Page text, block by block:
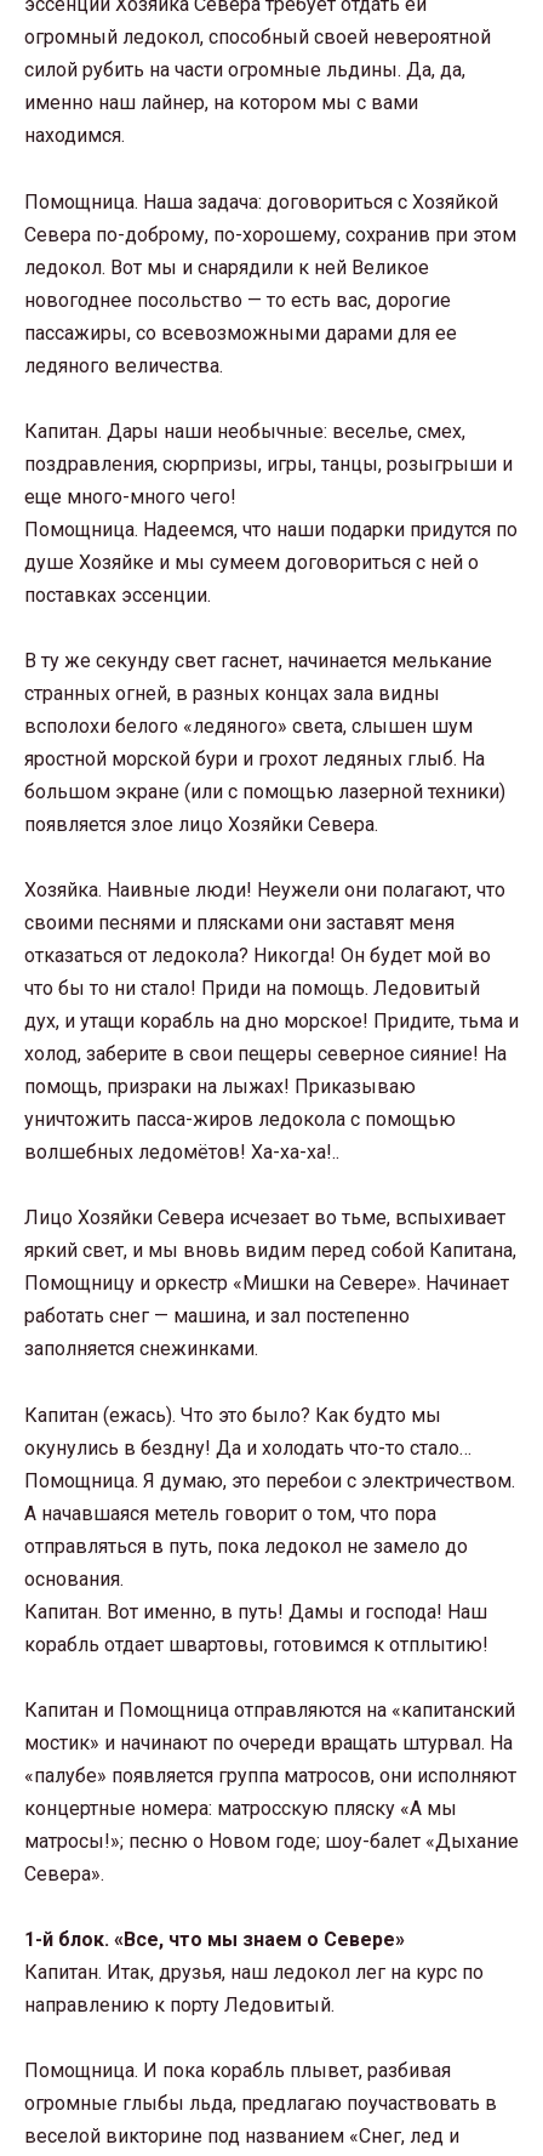
эссенции Хозяйка Севера требует отдать ей
огромный ледокол, способный своей невероятной
силой рубить на части огромные льдины. Да, да,
именно наш лайнер, на котором мы с вами
находимся.
Помощница. Наша задача: договориться с Хозяйкой
Севера по-доброму, по-хорошему, сохранив при этом
ледокол. Вот мы и снарядили к ней Великое
новогоднее посольство — то есть вас, дорогие
пассажиры, со всевозможными дарами для ее
ледяного величества.
Капитан. Дары наши необычные: веселье, смех,
поздравления, сюрпризы, игры, танцы, розыгрыши и
еще много-много чего!
Помощница. Надеемся, что наши подарки придутся по
душе Хозяйке и мы сумеем договориться с ней о
поставках эссенции.
В ту же секунду свет гаснет, начинается мелькание
странных огней, в разных концах зала видны
всполохи белого «ледяного» света, слышен шум
яростной морской бури и грохот ледяных глыб. На
большом экране (или с помощью лазерной техники)
появляется злое лицо Хозяйки Севера.
Хозяйка. Наивные люди! Неужели они полагают, что
своими песнями и плясками они заставят меня
отказаться от ледокола? Никогда! Он будет мой во
что бы то ни стало! Приди на помощь. Ледовитый
дух, и утащи корабль на дно морское! Придите, тьма и
холод, заберите в свои пещеры северное сияние! На
помощь, призраки на лыжах! Приказываю
уничтожить пасса-жиров ледокола с помощью
волшебных ледомётов! Ха-ха-ха!..
Лицо Хозяйки Севера исчезает во тьме, вспыхивает
яркий свет, и мы вновь видим перед собой Капитана,
Помощницу и оркестр «Мишки на Севере». Начинает
работать снег — машина, и зал постепенно
заполняется снежинками.
Капитан (ежась). Что это было? Как будто мы
окунулись в бездну! Да и холодать что-то стало…
Помощница. Я думаю, это перебои с электричеством.
А начавшаяся метель говорит о том, что пора
отправляться в путь, пока ледокол не замело до
основания.
Капитан. Вот именно, в путь! Дамы и господа! Наш
корабль отдает швартовы, готовимся к отплытию!
Капитан и Помощница отправляются на «капитанский
мостик» и начинают по очереди вращать штурвал. На
«палубе» появляется группа матросов, они исполняют
концертные номера: матросскую пляску «А мы
матросы!»; песню о Новом годе; шоу-балет «Дыхание
Севера».
1-й блок. «Все, что мы знаем о Севере»
Капитан. Итак, друзья, наш ледокол лег на курс по
направлению к порту Ледовитый.
Помощница. И пока корабль плывет, разбивая
огромные глыбы льда, предлагаю поучаствовать в
веселой викторине под названием «Снег, лед и